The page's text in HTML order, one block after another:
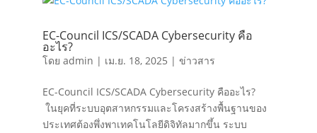
EC-Council ICS/SCADA Cybersecurity คือ
อะไร?
โดย admin | เม.ย. 18, 2025 | ข่าวสาร
EC-Council ICS/SCADA Cybersecurity คืออะไร?
ในยุคที่ระบบอุตสาหกรรมและโครงสร้างพื้นฐานของ
ประเทศต้องพึ่งพาเทคโนโลยีดิจิทัลมากขึ้น ระบบ